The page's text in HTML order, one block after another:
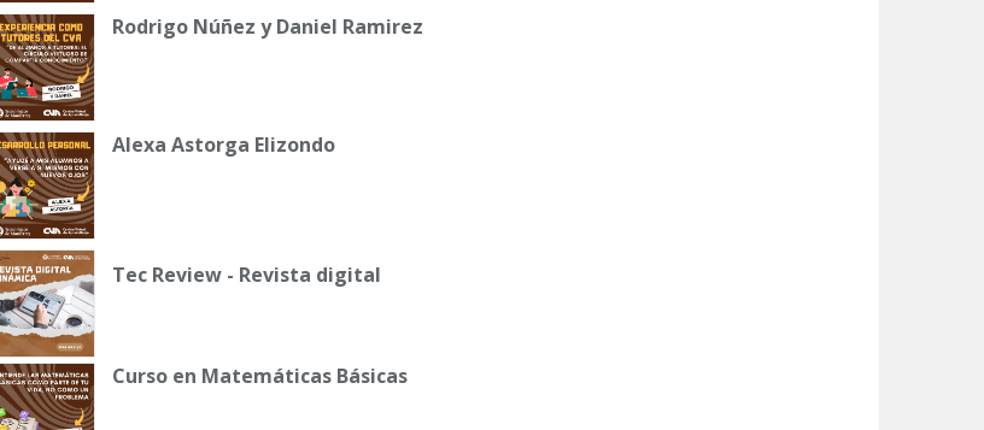
Rodrigo Núñez y Daniel Ramirez
Alexa Astorga Elizondo
Tec Review - Revista digital
Curso en Matemáticas Básicas